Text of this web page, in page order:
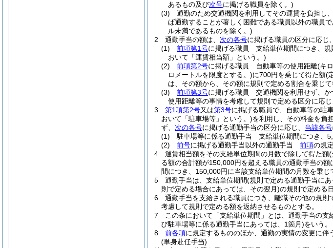
あるもの及び次号に掲げる職員を除く。)
(3)
通勤のため交通機関を利用してその運賃を負担し
ば通勤することが著しく困難である職員以外の職員
ル未満であるものを除く。)
2
通勤手当の額は、 次の各号に掲げる職員の区分に応じ、
(1)
前項第1号に掲げる職員 支給単位期間につき、規
おいて「運賃相当額」という。)
(2)
前項第2号に掲げる職員 自動車等の使用距離(キ
ロメートルを限度とする。)に700円を乗じて得た額(
は、その額から、その額に規則で定める割合を乗じ
(3)
前項第3号に掲げる職員 交通機関を利用せず、か
使用距離等の事情を考慮して規則で定める区分に応じ
3
第1項第2号又は第3号に掲げる職員で、自動車等の駐
おいて「駐車場等」という。)を利用し、その料金を負
ず、 次の各号に掲げる通勤手当の区分に応じ、 当該各号
(1)
駐車場等に係る通勤手当 支給単位期間につき、
(2)
前号に掲げる通勤手当以外の通勤手当 前項の規
4
運賃相当額をその支給単位期間の月数で除して得た額(
る額の合計額が150,000円を超える職員の通勤手当の額
間につき、150,000円に当該支給単位期間の月数を乗じ
5
通勤手当は、支給単位期間(規則で定める通勤手当に
則で定める場合にあっては、その翌月)の規則で定める
6
通勤手当を支給される職員につき、離職その他の規
考慮して規則で定める額を返納させるものとする。
7
この条において「支給単位期間」とは、通勤手当の
び駐車場等に係る通勤手当にあっては、1箇月)をいう。
8
前各項に規定するもののほか、通勤の実情の変更に伴
(単身赴任手当)